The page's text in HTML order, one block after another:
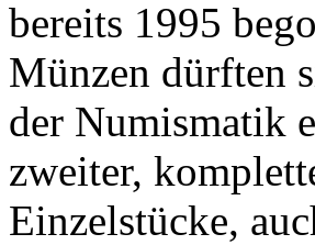
bereits 1995
Münzen dürften
der Numismatik
zweiter,
Einzelstücke,